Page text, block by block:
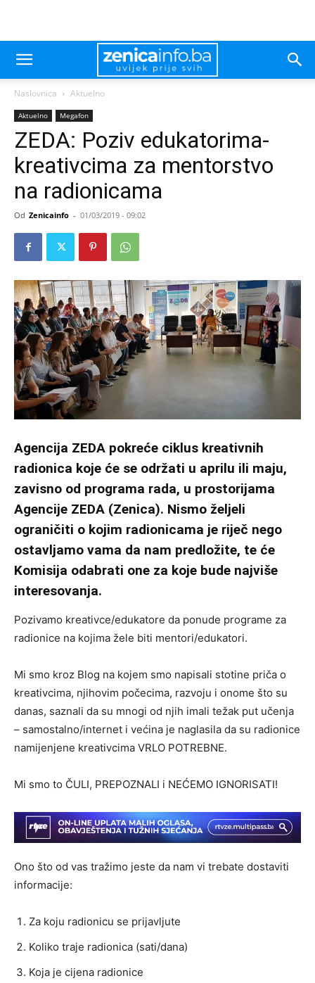
Naslovnica Aktuelno
Aktuelno Megafon
ZEDA: Poziv edukatorima-
kreativcima za mentorstvo
na radionicama
Od Zenicainfo - 01/03/2019 - 09:02
Agencija ZEDA pokreće ciklus kreativnih
radionica koje će se održati u aprilu ili maju,
zavisno od programa rada, u prostorijama
Agencije ZEDA (Zenica). Nismo željeli
ograničiti o kojim radionicama je riječ nego
ostavljamo vama da nam predložite, te će
Komisija odabrati one za koje bude najviše
interesovanja.
Pozivamo kreativce/edukatore da ponude programe za
radionice na kojima žele biti mentori/edukatori.
Mi smo kroz Blog na kojem smo napisali stotine priča o
kreativcima, njihovim počecima, razvoju i onome što su
danas, saznali da su mnogi od njih imali težak put učenja
– samostalno/internet i većina je naglasila da su radionice
namijenjene kreativcima VRLO POTREBNE.
Mi smo to ČULI, PREPOZNALI i NEĆEMO IGNORISATI!
Ono što od vas tražimo jeste da nam vi trebate dostaviti
informacije:
Za koju radionicu se prijavljute
Koliko traje radionica (sati/dana)
Koja je cijena radionice